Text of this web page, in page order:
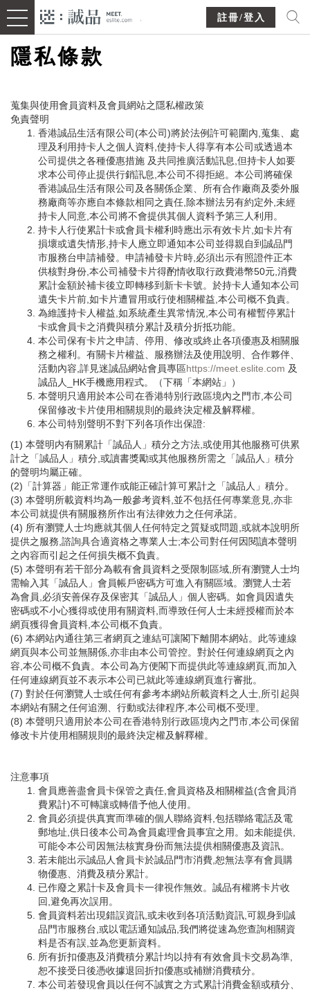
註冊/登入
隱私條款
蒐集與使用會員資料及會員網站之隱私權政策
免責聲明
香港誠品生活有限公司(本公司)將於法例許可範圍內,蒐集、處
理及利用持卡人之個人資料,使持卡人得享有本公司或透過本
公司提供之各種優惠措施 及共同推廣活動訊息,但持卡人如要
求本公司停止提供行銷訊息,本公司不得拒絕。本公司將確保
香港誠品生活有限公司及各關係企業、所有合作廠商及委外服
務廠商等亦應自本條款相同之責任,除本辦法另有約定外,未經
持卡人同意,本公司將不會提供其個人資料予第三人利用。
持卡人行使累計卡或會員卡權利時應出示有效卡片,如卡片有
損壞或遺失情形,持卡人應立即通知本公司並得親自到誠品門
市服務台申請補發。申請補發卡片時,必須出示有照證件正本
供核對身份,本公司補發卡片得酌情收取行政費港幣50元,消費
累計金額於補卡後立即轉移到新卡卡號。於持卡人通知本公司
遺失卡片前,如卡片遭冒用或行使相關權益,本公司概不負責。
為維護持卡人權益,如系統產生異常情況,本公司有權暫停累計
卡或會員卡之消費與積分累計及積分折抵功能。
本公司保有卡片之申請、停用、修改或終止各項優惠及相關服
務之權利。有關卡片權益、服務辦法及使用說明、合作夥伴、
活動內容,詳見迷誠品網站會員專區https://meet.eslite.com 及
誠品人_HK手機應用程式。（下稱「本網站」）
本聲明只適用於本公司在香港特別行政區境內之門市,本公司
保留修改卡片使用相關規則的最終決定權及解釋權。
本公司特別聲明不對下列各項作出保證:
(1) 本聲明内有關累計「誠品人」積分之方法,或使用其他服務可供累
計之「誠品人」積分,或讀書獎勵或其他服務所需之「誠品人」積分
的聲明均屬正確。
(2)「計算器」能正常運作或能正確計算可累計之「誠品人」積分。
(3) 本聲明所載資料均為一般參考資料,並不包括任何專業意見,亦非
本公司就提供有關服務所作出有法律效力之任何承諾。
(4) 所有瀏覽人士均應就其個人任何特定之質疑或問題,或就本說明所
提供之服務,諮詢具合適資格之專業人士;本公司對任何因閱讀本聲明
之內容而引起之任何損失概不負責。
(5) 本聲明有若干部分為載有會員資料之受限制區域,所有瀏覽人士均
需輸入其「誠品人」會員帳戶密碼方可進入有關區域。瀏覽人士若
為會員,必須安善保存及保密其「誠品人」個人密碼。如會員因遺失
密碼或不小心獲得或使用有關資料,而導致任何人士未經授權而於本
網頁獲得會員資料,本公司概不負責。
(6) 本網站內通往第三者網頁之連結可讓閣下離開本網站。此等連線
網頁與本公司並無關係,亦非由本公司管控。對於任何連線網頁之內
容,本公司概不負責。本公司為方便閣下而提供此等連線網頁,而加入
任何連線網頁並不表示本公司已就此等連線網頁進行審批。
(7) 對於任何瀏覽人士或任何有參考本網站所載資料之人士,所引起與
本網站有關之任何追溯、行動或法律程序,本公司概不受理。
(8) 本聲明只適用於本公司在香港特別行政區境內之門市,本公司保留
修改卡片使用相關規則的最終決定權及解釋權。
注意事項
會員應善盡會員卡保管之責任,會員資格及相關權益(含會員消
費累計)不可轉讓或轉借予他人使用。
會員必須提供真實而準確的個人聯絡資料,包括聯絡電話及電
郵地址,供日後本公司為會員處理會員事宜之用。如未能提供,
可能令本公司因無法核實身份而無法提供相關優惠及資訊。
若未能出示誠品人會員卡於誠品門市消費,恕無法享有會員購
物優惠、消費及積分累計。
已作廢之累計卡及會員卡一律視作無效。誠品有權將卡片收
回,避免再次誤用。
會員資料若出現錯誤資訊,或未收到各項活動資訊,可親身到誠
品門市服務台,或以電話通知誠品,我們將從速為您查詢相關資
料是否有誤,並為您更新資料。
所有折扣優惠及消費積分累計均以持有有效會員卡交易為準,
恕不接受日後憑收據退回折扣優惠或補辦消費積分。
本公司若發現會員以任何不誠實之方式累計消費金額或積分、